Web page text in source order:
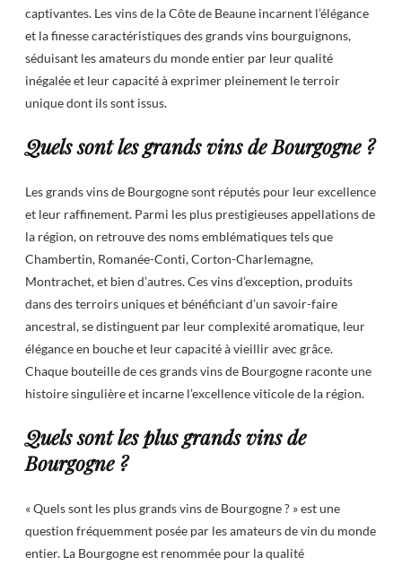
captivantes. Les vins de la Côte de Beaune incarnent l’élégance
et la finesse caractéristiques des grands vins bourguignons,
séduisant les amateurs du monde entier par leur qualité
inégalée et leur capacité à exprimer pleinement le terroir
unique dont ils sont issus.
Quels sont les grands vins de Bourgogne ?
Les grands vins de Bourgogne sont réputés pour leur excellence
et leur raffinement. Parmi les plus prestigieuses appellations de
la région, on retrouve des noms emblématiques tels que
Chambertin, Romanée-Conti, Corton-Charlemagne,
Montrachet, et bien d’autres. Ces vins d’exception, produits
dans des terroirs uniques et bénéficiant d’un savoir-faire
ancestral, se distinguent par leur complexité aromatique, leur
élégance en bouche et leur capacité à vieillir avec grâce.
Chaque bouteille de ces grands vins de Bourgogne raconte une
histoire singulière et incarne l’excellence viticole de la région.
Quels sont les plus grands vins de
Bourgogne ?
« Quels sont les plus grands vins de Bourgogne ? » est une
question fréquemment posée par les amateurs de vin du monde
entier. La Bourgogne est renommée pour la qualité